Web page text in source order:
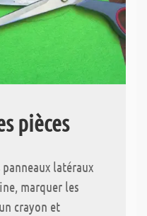
pièces
latéraux
marquer les
crayon et